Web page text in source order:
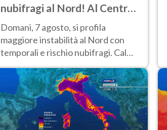
nubifragi al Nord! Al Centro-
Sud caldo estremo
Domani, 7 agosto, si profila
maggiore instabilità al Nord con
temporali e rischio nubifragi. Caldo
sempre estremo al Centro-Sud. Le
previsioni.